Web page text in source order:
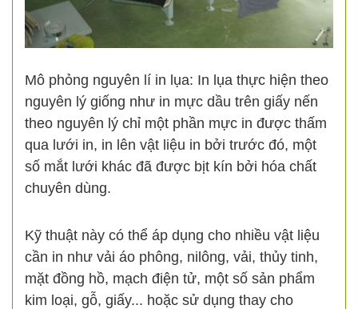
Mô phỏng nguyên lí in lụa: In lụa thực hiện theo
nguyên lý giống như in mực dầu trên giấy nến
theo nguyên lý chỉ một phần mực in được thấm
qua lưới in, in lên vật liệu in bởi trước đó, một
số mắt lưới khác đã được bịt kín bởi hóa chất
chuyên dùng.
Kỹ thuật này có thể áp dụng cho nhiều vật liệu
cần in như vải áo phông, nilông, vải, thủy tinh,
mặt đồng hồ, mạch điện tử, một số sản phẩm
kim loại, gỗ, giấy... hoặc sử dụng thay cho